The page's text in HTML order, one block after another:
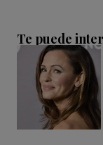
Te puede